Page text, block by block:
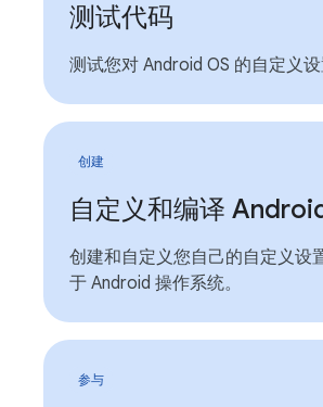
测试代码
测试您对 Android OS 的自定义设
创建
自定义和编译
创建和自定义您自己的自定义设
于 Android 操作系统。
参与